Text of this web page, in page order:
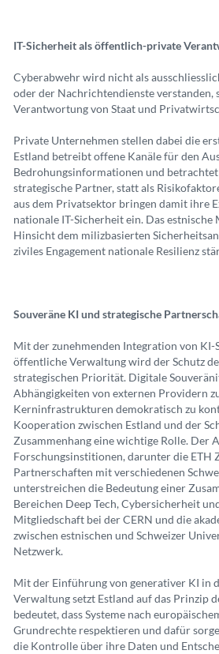
IT-Sicherheit als öffentlich-private
Cyberabwehr wird nicht als
oder der Nachrichtendienste verstanden,
Verantwortung von Staat und
Private Unternehmen stellen dabei die
Estland betreibt offene Kanäle für den
Bedrohungsinformationen und
strategische Partner, statt als
aus dem Privatsektor bringen damit ihre
nationale IT-Sicherheit ein. Das
Hinsicht dem milizbasierten
ziviles Engagement nationale Resilienz
Souveräne KI und strategische
Mit der zunehmenden Integration von KI-
öffentliche Verwaltung wird der Schutz
strategischen Priorität. Digitale
Abhängigkeiten von externen Providern
Kerninfrastrukturen demokratisch zu
Kooperation zwischen Estland und der
Zusammenhang eine wichtige Rolle. Der
Forschungsinstitionen, darunter die ETH
Partnerschaften mit verschiedenen
unterstreichen die Bedeutung einer
Bereichen Deep Tech, Cybersicherheit
Mitgliedschaft bei der CERN und die
zwischen estnischen und Schweizer
Netzwerk.
Mit der Einführung von generativer KI in
Verwaltung setzt Estland auf das Prinzip
bedeutet, dass Systeme nach
Grundrechte respektieren und dafür
die Kontrolle über ihre Daten und